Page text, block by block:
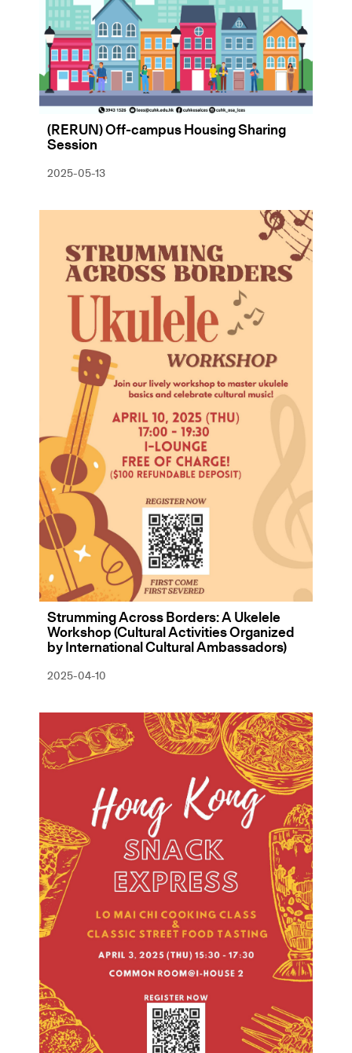
(RERUN) Off-campus Housing Sharing
Session
2025-05-13
Strumming Across Borders: A Ukelele
Workshop (Cultural Activities Organized
by International Cultural Ambassadors)
2025-04-10